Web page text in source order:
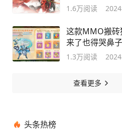
1.6万阅读
这款MMO搬砖
来了也得哭鼻子
1.3万阅读
查看更多
头条热榜